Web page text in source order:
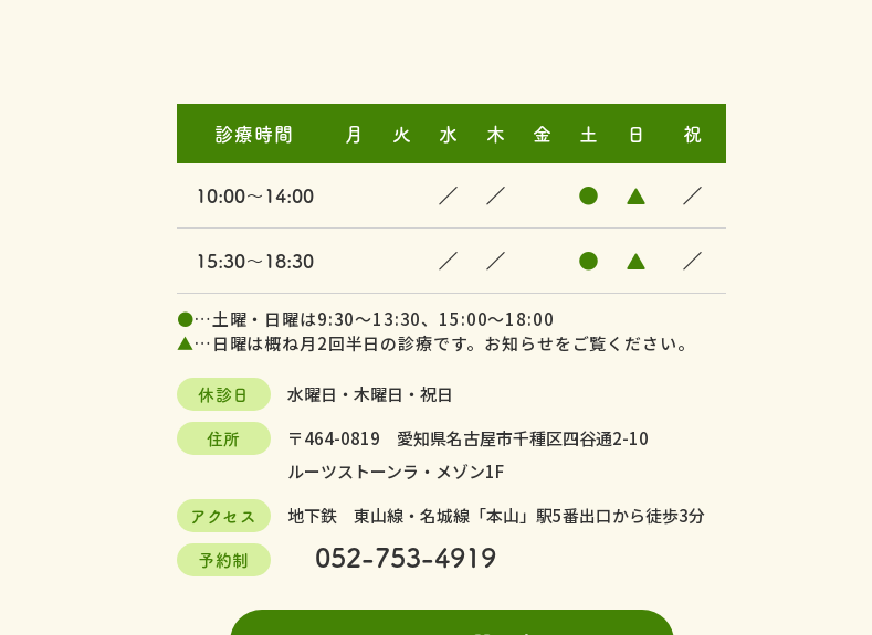
診療時間 月 火 水 木 金 土 日 祝
10:00～14:00 ／ ／ ● ▲ ／
15:30～18:30 ／ ／ ● ▲ ／
●…土曜・日曜は9:30～13:30、15:00～18:00
▲…日曜は概ね月2回半日の診療です。お知らせをご覧ください。
休診日
水曜日・木曜日・祝日
住所
〒464-0819 愛知県名古屋市千種区四谷通2-10
ルーツストーンラ・メゾン1F
アクセス
地下鉄 東山線・名城線「本山」駅5番出口から徒歩3分
予約制
052-753-4919